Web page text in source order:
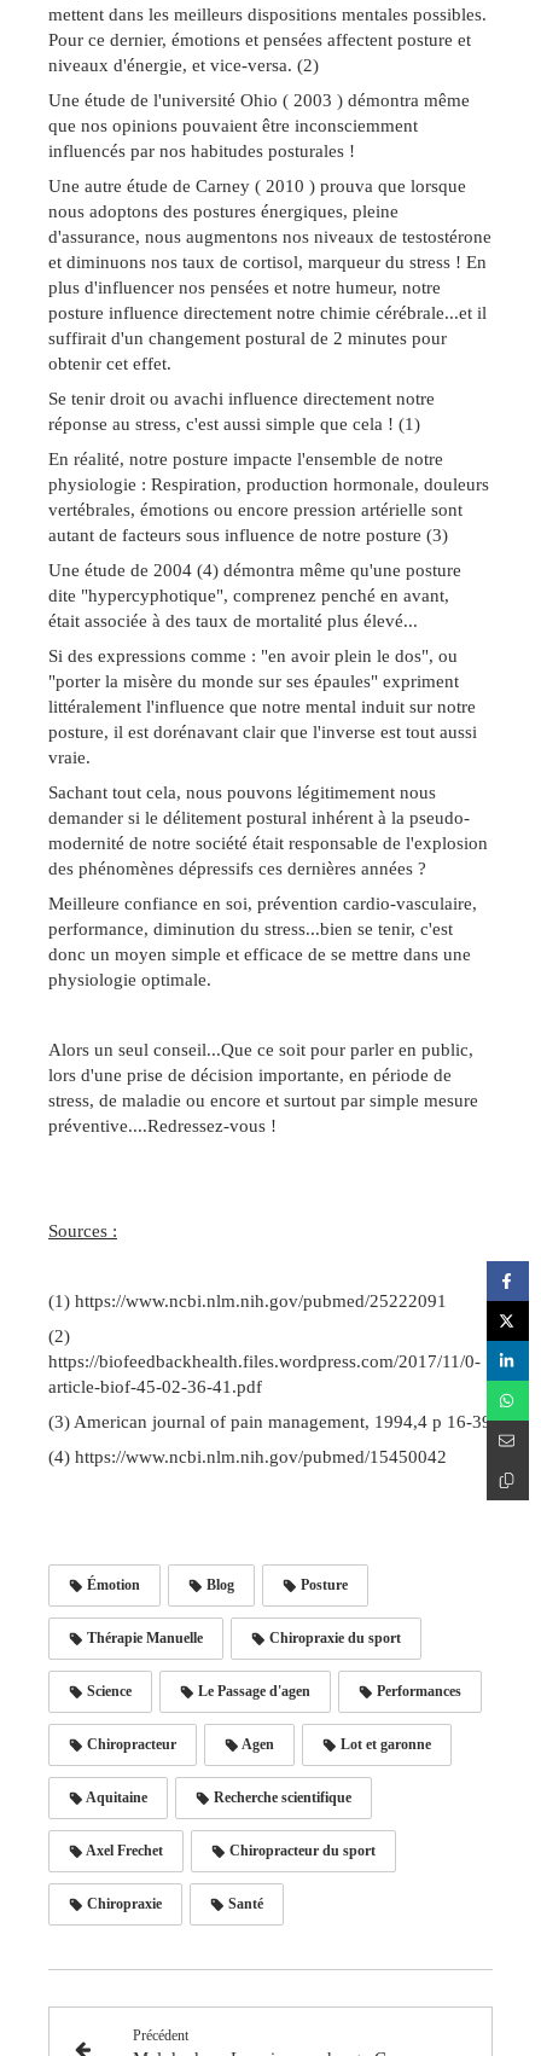
mettent dans les meilleurs dispositions mentales possibles.
Pour ce dernier, émotions et pensées affectent posture et
niveaux d'énergie, et vice-versa. (2)
Une étude de l'université Ohio ( 2003 ) démontra même
que nos opinions pouvaient être inconsciemment
influencés par nos habitudes posturales !
Une autre étude de Carney ( 2010 ) prouva que lorsque
nous adoptons des postures énergiques, pleine
d'assurance, nous augmentons nos niveaux de testostérone
et diminuons nos taux de cortisol, marqueur du stress ! En
plus d'influencer nos pensées et notre humeur, notre
posture influence directement notre chimie cérébrale...et il
suffirait d'un changement postural de 2 minutes pour
obtenir cet effet.
Se tenir droit ou avachi influence directement notre
réponse au stress, c'est aussi simple que cela ! (1)
En réalité, notre posture impacte l'ensemble de notre
physiologie : Respiration, production hormonale, douleurs
vertébrales, émotions ou encore pression artérielle sont
autant de facteurs sous influence de notre posture (3)
Une étude de 2004 (4) démontra même qu'une posture
dite "hypercyphotique", comprenez penché en avant,
était associée à des taux de mortalité plus élevé...
Si des expressions comme : "en avoir plein le dos", ou
"porter la misère du monde sur ses épaules" expriment
littéralement l'influence que notre mental induit sur notre
posture, il est dorénavant clair que l'inverse est tout aussi
vraie.
Sachant tout cela, nous pouvons légitimement nous
demander si le délitement postural inhérent à la pseudo-
modernité de notre société était responsable de l'explosion
des phénomènes dépressifs ces dernières années ?
Meilleure confiance en soi, prévention cardio-vasculaire,
performance, diminution du stress...bien se tenir, c'est
donc un moyen simple et efficace de se mettre dans une
physiologie optimale.
Alors un seul conseil...Que ce soit pour parler en public,
lors d'une prise de décision importante, en période de
stress, de maladie ou encore et surtout par simple mesure
préventive....Redressez-vous !
Sources :
(1) https://www.ncbi.nlm.nih.gov/pubmed/25222091
(2)
https://biofeedbackhealth.files.wordpress.com/2017/11/0-
article-biof-45-02-36-41.pdf
(3) American journal of pain management, 1994,4 p 16-39
(4) https://www.ncbi.nlm.nih.gov/pubmed/15450042
Émotion Blog Posture
Thérapie Manuelle Chiropraxie du sport
Science Le Passage d'agen Performances
Chiropracteur Agen Lot et garonne
Aquitaine Recherche scientifique
Axel Frechet Chiropracteur du sport
Chiropraxie Santé
Précédent